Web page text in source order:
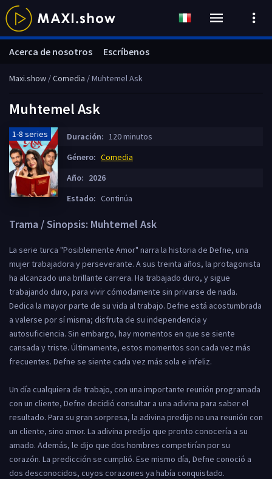
Maxi.show /Comedia / Muhtemel Ask
Muhtemel Ask
1-8 series Duración: 120 minutos
Género: Comedia
Año: 2026
Estado: Continúa
Trama / Sinopsis: Muhtemel Ask
La serie turca "Posiblemente Amor" narra la historia de Defne, una
mujer trabajadora y perseverante. A sus treinta años, la protagonista
ha alcanzado una brillante carrera. Ha trabajado duro, y sigue
trabajando duro, para vivir cómodamente sin privarse de nada.
Dedica la mayor parte de su vida al trabajo. Defne está acostumbrada
a valerse por sí misma; disfruta de su independencia y
autosuficiencia. Sin embargo, hay momentos en que se siente
cansada y triste. Últimamente, estos momentos son cada vez más
frecuentes. Defne se siente cada vez más sola e infeliz.
Un día cualquiera de trabajo, con una importante reunión programada
con un cliente, Defne decidió consultar a una adivina para saber el
resultado. Para su gran sorpresa, la adivina predijo no una reunión con
un cliente, sino amor. La adivina predijo que pronto conocería a su
amado. Además, le dijo que dos hombres competirían por su
corazón. La predicción se cumplió. Ese mismo día, Defne conoció a
dos desconocidos, cuyos corazones ya había conquistado.
Acerca de nosotros Escríbenos